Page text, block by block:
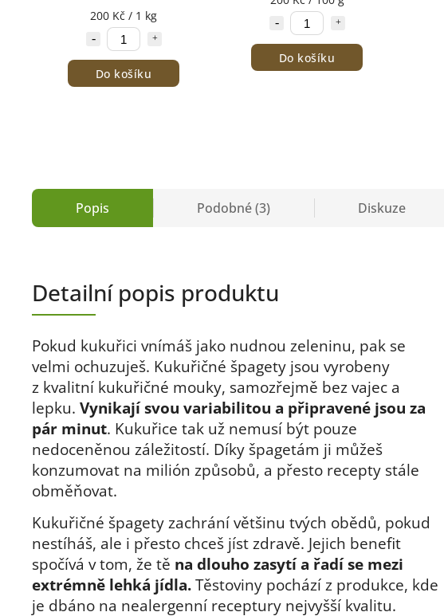
200 Kč / 1 kg
Do košíku
Do košíku
Popis Podobné (3) Diskuze
Detailní popis produktu
Pokud kukuřici vnímáš jako nudnou zeleninu, pak se
velmi ochuzuješ. Kukuřičné špagety jsou vyrobeny
z kvalitní kukuřičné mouky, samozřejmě bez vajec a
lepku. Vynikají svou variabilitou a připravené jsou za
pár minut. Kukuřice tak už nemusí být pouze
nedoceněnou záležitostí. Díky špagetám ji můžeš
konzumovat na milión způsobů, a přesto recepty stále
obměňovat.
Kukuřičné špagety zachrání většinu tvých obědů, pokud
nestíháš, ale i přesto chceš jíst zdravě. Jejich benefit
spočívá v tom, že tě na dlouho zasytí a řadí se mezi
extrémně lehká jídla. Těstoviny pochází z produkce, kde
je dbáno na nealergenní receptury nejvyšší kvalitu.